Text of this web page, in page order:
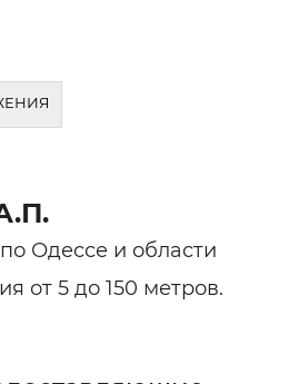
Одессе и области
от 5 до 150 метров.